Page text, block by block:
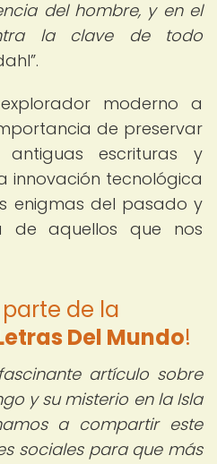
del hombre, y en el
la clave de todo
.
moderno a
de preservar
escrituras y
innovación tecnológica
enigmas del pasado y
de aquellos que nos
parte de la
Del Mundo!
artículo sobre
y su misterio en la Isla
a compartir este
sociales para que más